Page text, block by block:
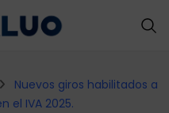
Nuevos giros habilitados a
el IVA 2025.